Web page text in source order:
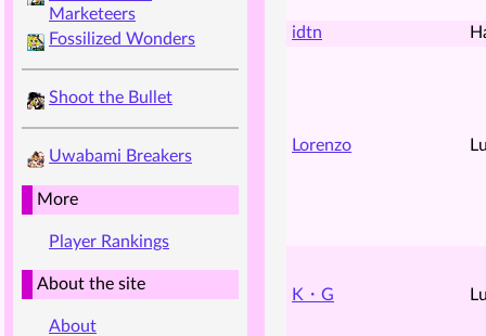
Marketeers
Fossilized Wonders
Shoot the Bullet
Uwabami Breakers
More
Player Rankings
About the site
About
idtn
Lorenzo
K・G